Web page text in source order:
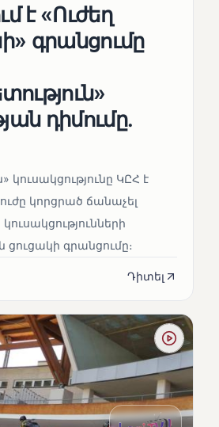
է «Ուժեղ
գրանցումը
դիմումը.
կուսակցությունը ԿԸՀ է
կորցրած ճանաչել
գրանցումը։
Դիտել